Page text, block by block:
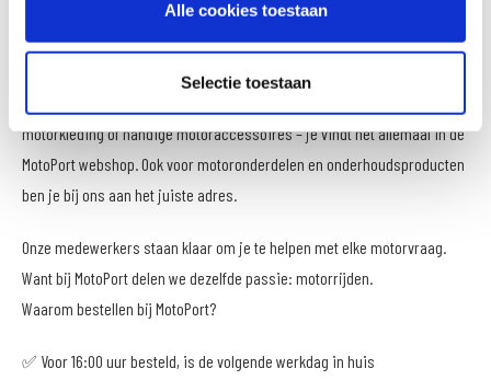
Alle cookies toestaan
Selectie toestaan
helmen tot onderdelen
motorkleding of handige motoraccessoires – je vindt het allemaal in de
MotoPort webshop. Ook voor motoronderdelen en onderhoudsproducten
ben je bij ons aan het juiste adres.
Onze medewerkers staan klaar om je te helpen met elke motorvraag.
Want bij MotoPort delen we dezelfde passie: motorrijden.
Waarom bestellen bij MotoPort?
✅ Voor 16:00 uur besteld, is de volgende werkdag in huis